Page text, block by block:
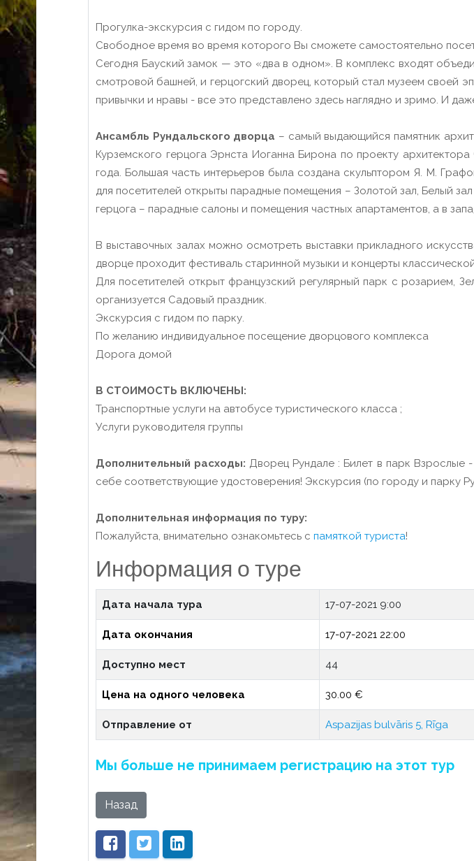
Прогулка-экскурсия с гидом по городу.
Свободное время во время которого Вы сможете самостоятельно
Сегодня Бауский замок — это «два в одном». В комплекс входят
смотровой башней, и герцогский дворец, который стал музеем своей
привычки и нравы - все это представлено здесь наглядно и зримо. И
Ансамбль Рундальского дворца – самый выдающийся памятник
Курземского герцога Эрнста Иоганна Бирона по проекту
года. Большая часть интерьеров была создана скульптором Я. М.
для посетителей открыты парадные помещения – Золотой зал, Белый
герцога – парадные салоны и помещения частных апартаментов, а в
В выставочных залах можно осмотреть выставки прикладного
дворце проходит фестиваль старинной музыки и концерты
Для посетителей открыт французский регулярный парк с розарием,
организуется Садовый праздник.
Экскурсия с гидом по парку.
По желанию индивидуальное посещение дворцового комплекса
Дорога домой
В СТОИМОСТЬ ВКЛЮЧЕНЫ:
Транспортные услуги на автобусе туристического класса ;
Услуги руководителя группы
Дополнительный расходы: Дворец Рундале : Билет в парк Взрослые
себе соответствующие удостоверения! Экскурсия (по городу и парку
Дополнительная информация по туру:
Пожалуйста, внимательно ознакомьтесь с памяткой туриста!
Информация о туре
Дата начала тура 17-07-2021 9:00
Дата окончания 17-07-2021 22:00
Доступно мест 44
Цена на одного человека 30.00 €
Отправление от Aspazijas bulvāris 5, Rīga
Мы больше не принимаем регистрацию на этот тур
Назад